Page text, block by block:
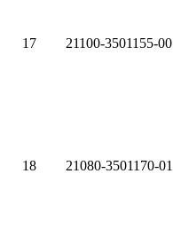
17 21100-3501155-00
18 21080-3501170-01